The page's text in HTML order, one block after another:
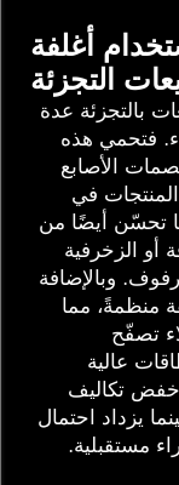
أغلفة
التجزئة
بالتجزئة عدة
فتحمي هذه
الأصابع
في
تحسّن أيضًا من
أو الزخرفية
وبالإضافة
منظمةً، مما
تصفّح
عالية
تكاليف
يزداد احتمال
مستقبلية.